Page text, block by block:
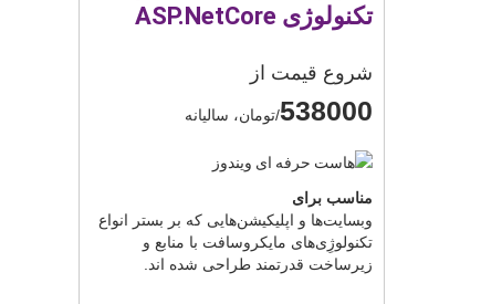
تکنولوژی ASP.NetCore
شروع قیمت از
538000/تومان، سالیانه
مناسب برای
وبسایت‌ها و اپلیکیشن‌هایی که بر بستر انواع
تکنولوژِی‌های مایکروسافت با منابع و
زیرساخت قدرتمند طراحی شده اند.